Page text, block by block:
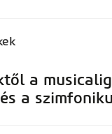
a
a